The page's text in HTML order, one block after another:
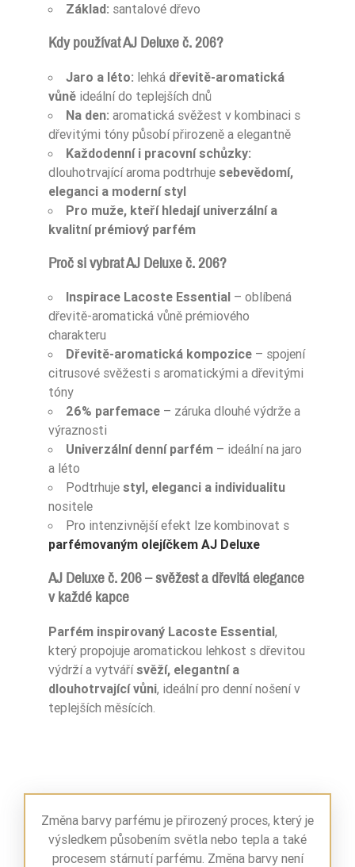
Základ: santalové dřevo
Kdy používat AJ Deluxe č. 206?
Jaro a léto: lehká dřevitě-aromatická
vůně ideální do teplejších dnů
Na den: aromatická svěžest v kombinaci s
dřevitými tóny působí přirozeně a elegantně
Každodenní i pracovní schůzky:
dlouhotrvající aroma podtrhuje sebevědomí,
eleganci a moderní styl
Pro muže, kteří hledají univerzální a
kvalitní prémiový parfém
Proč si vybrat AJ Deluxe č. 206?
Inspirace Lacoste Essential – oblíbená
dřevitě-aromatická vůně prémiového
charakteru
Dřevitě-aromatická kompozice – spojení
citrusové svěžesti s aromatickými a dřevitými
tóny
26% parfemace – záruka dlouhé výdrže a
výraznosti
Univerzální denní parfém – ideální na jaro
a léto
Podtrhuje styl, eleganci a individualitu
nositele
Pro intenzivnější efekt lze kombinovat s
parfémovaným olejíčkem AJ Deluxe
AJ Deluxe č. 206 – svěžest a dřevitá elegance
v každé kapce
Parfém inspirovaný Lacoste Essential,
který propojuje aromatickou lehkost s dřevitou
výdrží a vytvářísvěží, elegantní a
dlouhotrvající vůni, ideální pro denní nošení v
teplejších měsících.
Změna barvy parfému je přirozený proces, který je
výsledkem působením světla nebo tepla a také
procesem stárnutí parfému. Změna barvy není